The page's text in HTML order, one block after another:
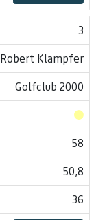
3
Robert Klampfer
Golfclub 2000
58
50,8
36